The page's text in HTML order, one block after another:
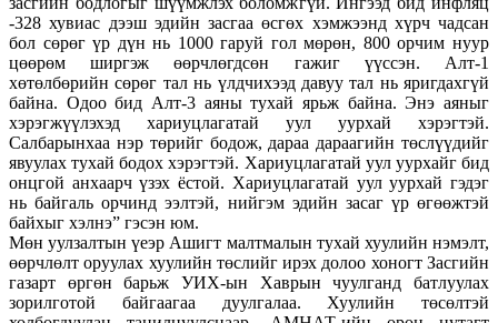
-328 хувиас дээш эдийн засгаа өсгөх хэмжээнд хүрч чадсан
бол сөрөг үр дүн нь 1000 гаруй гол мөрөн, 800 орчим нуур
цөөрөм ширгэж өөрчлөгдсөн гажиг үүссэн. Алт-1
хөтөлбөрийн сөрөг тал нь үлдчихээд давуу тал нь яригдахгүй
байна. Одоо бид Алт-3 аяны тухай ярьж байна. Энэ аяныг
хэрэгжүүлэхэд хариуцлагатай уул уурхай хэрэгтэй.
Салбарынхаа нэр төрийг бодож, дараа дараагийн төслүүдийг
явуулах тухай бодох хэрэгтэй. Хариуцлагатай уул уурхайг бид
онцгой анхаарч үзэх ёстой. Хариуцлагатай уул уурхай гэдэг
нь байгаль орчинд ээлтэй, нийгэм эдийн засаг үр өгөөжтэй
байхыг хэлнэ” гэсэн юм.
Мөн уулзалтын үеэр Ашигт малтмалын тухай хуулийн нэмэлт,
өөрчлөлт оруулах хуулийн төслийг ирэх долоо хоногт Засгийн
газарт өргөн барьж УИХ-ын Хаврын чуулганд батлуулах
зорилготой байгаагаа дуулгалаа. Хуулийн төсөлтэй